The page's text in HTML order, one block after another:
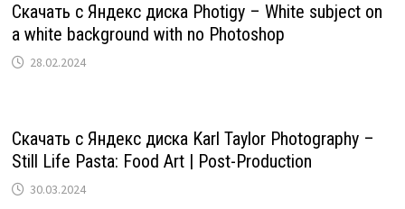
Скачать с Яндекс диска Photigy – White subject on
a white background with no Photoshop
28.02.2024
Скачать с Яндекс диска Karl Taylor Photography –
Still Life Pasta: Food Art | Post-Production
30.03.2024